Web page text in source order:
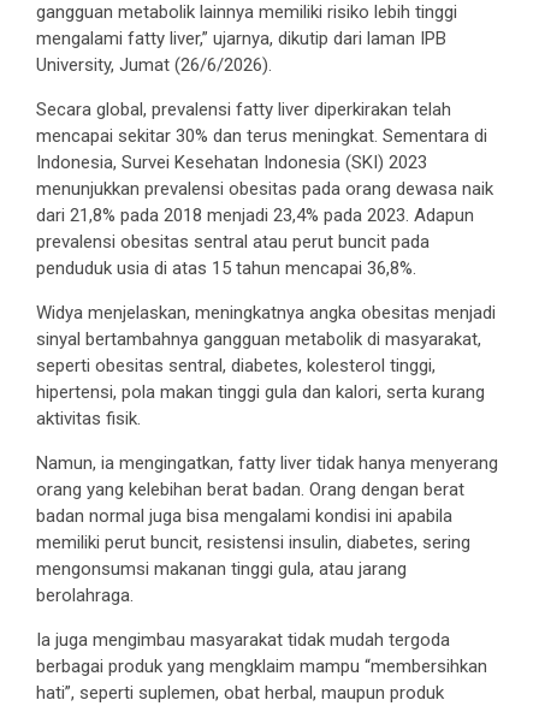
gangguan metabolik lainnya memiliki risiko lebih tinggi
mengalami fatty liver,” ujarnya, dikutip dari laman IPB
University, Jumat (26/6/2026).
Secara global, prevalensi fatty liver diperkirakan telah
mencapai sekitar 30% dan terus meningkat. Sementara di
Indonesia, Survei Kesehatan Indonesia (SKI) 2023
menunjukkan prevalensi obesitas pada orang dewasa naik
dari 21,8% pada 2018 menjadi 23,4% pada 2023. Adapun
prevalensi obesitas sentral atau perut buncit pada
penduduk usia di atas 15 tahun mencapai 36,8%.
Widya menjelaskan, meningkatnya angka obesitas menjadi
sinyal bertambahnya gangguan metabolik di masyarakat,
seperti obesitas sentral, diabetes, kolesterol tinggi,
hipertensi, pola makan tinggi gula dan kalori, serta kurang
aktivitas fisik.
Namun, ia mengingatkan, fatty liver tidak hanya menyerang
orang yang kelebihan berat badan. Orang dengan berat
badan normal juga bisa mengalami kondisi ini apabila
memiliki perut buncit, resistensi insulin, diabetes, sering
mengonsumsi makanan tinggi gula, atau jarang
berolahraga.
Ia juga mengimbau masyarakat tidak mudah tergoda
berbagai produk yang mengklaim mampu “membersihkan
hati”, seperti suplemen, obat herbal, maupun produk